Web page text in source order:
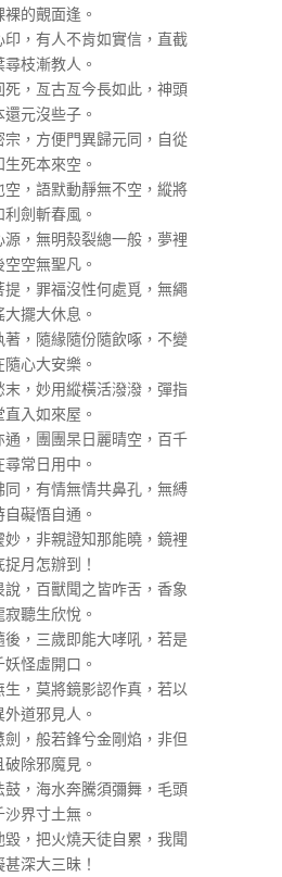
的覿面逢。
，有人不肯如實信，直截
枝漸教人。
，亙古亙今長如此，神頭
元沒些子。
，方便門異歸元同，自從
死本來空。
，語默動靜無不空，縱將
劍斬春風。
，無明殼裂總一般，夢裡
空無聖凡。
，罪福沒性何處覓，無繩
擺大休息。
，隨緣隨份隨飲啄，不變
心大安樂。
，妙用縱橫活潑潑，彈指
入如來屋。
，團團杲日麗晴空，百千
常日用中。
，有情無情共鼻孔，無縛
礙悟自通。
，非親證知那能曉，鏡裡
月怎辦到！
，百獸聞之皆咋舌，香象
聽生欣悅。
，三歲即能大哮吼，若是
怪虛開口。
，莫將鏡影認作真，若以
道邪見人。
，般若鋒兮金剛焰，非但
除邪魔見。
，海水奔騰須彌舞，毛頭
界寸土無。
，把火燒天徒自累，我聞
深大三昧！